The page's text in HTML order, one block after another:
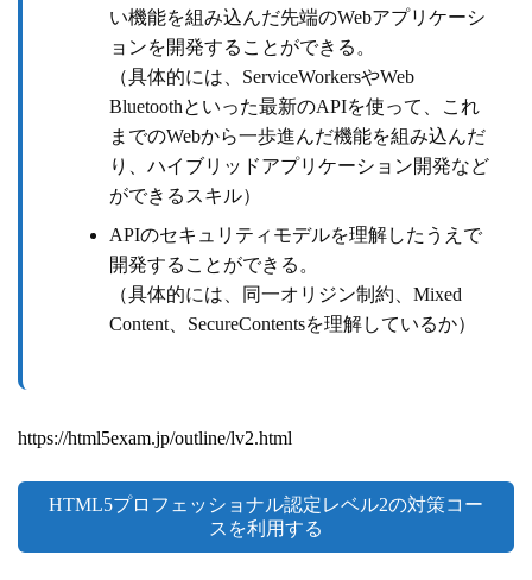
い機能を組み込んだ先端のWebアプリケーシ
ョンを開発することができる。
（具体的には、ServiceWorkersやWeb
Bluetoothといった最新のAPIを使って、これ
までのWebから一歩進んだ機能を組み込んだ
り、ハイブリッドアプリケーション開発など
ができるスキル）
APIのセキュリティモデルを理解したうえで
開発することができる。
（具体的には、同一オリジン制約、Mixed
Content、SecureContentsを理解しているか）
https://html5exam.jp/outline/lv2.html
HTML5プロフェッショナル認定レベル2の対策コー
スを利用する